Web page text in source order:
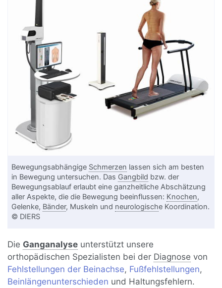
Bewegungsabhängige Schmerzen lassen sich am besten
in Bewegung untersuchen. Das Gangbild bzw. der
Bewegungsablauf erlaubt eine ganzheitliche Abschätzung
aller Aspekte, die die Bewegung beeinflussen: Knochen,
Gelenke, Bänder, Muskeln und neurologische Koordination.
© DIERS
Die Ganganalyse unterstützt unsere
orthopädischen Spezialisten bei der Diagnose von
Fehlstellungen der Beinachse, Fußfehlstellungen,
Beinlängenunterschieden und Haltungsfehlern.